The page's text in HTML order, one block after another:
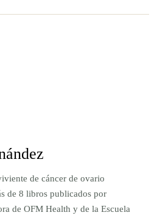
de cáncer de ovario
de 8 libros publicados por
de OFM Health y de la Escuela